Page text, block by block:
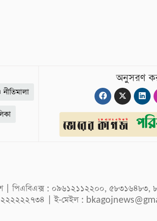
অনুসরণ
| পিএবিএক্স : ০৯৬১২১১২২০০, ৫৮৩১৬৪৮৩,
২২২২২২৭৩৪ | ই-মেইল :